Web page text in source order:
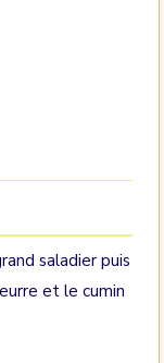
saladier puis
et le cumin